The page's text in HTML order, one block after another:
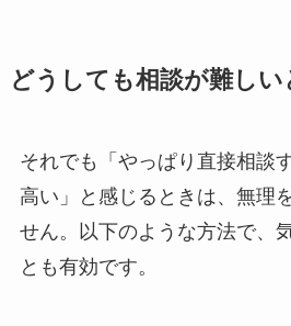
どうしても相談が難し
それでも「やっぱり直接相談
高い」と感じるときは、無理
せん。以下のような方法で、
とも有効です。